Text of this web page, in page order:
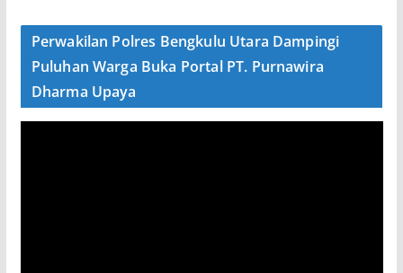
Perwakilan Polres Bengkulu Utara Dampingi
Puluhan Warga Buka Portal PT. Purnawira
Dharma Upaya